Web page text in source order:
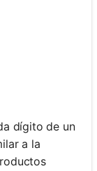
1010
dígito de un
a la